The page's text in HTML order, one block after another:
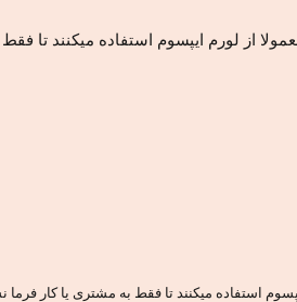
از لورم ایپسوم استفاده میکنند تا
استفاده میکنند تا فقط به مشتری یا کار